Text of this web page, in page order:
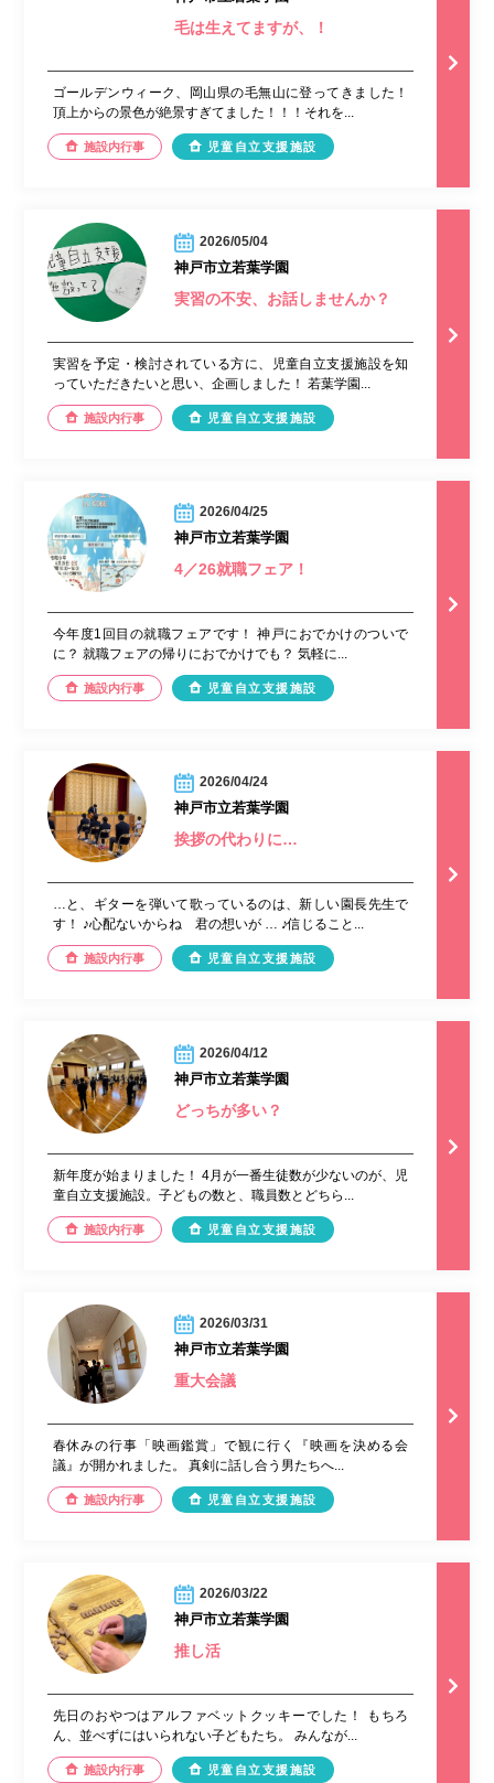
毛は生えてますが、！
ゴールデンウィーク、岡山県の毛無山に登ってきました！
頂上からの景色が絶景すぎてました！！！それを...
施設内行事 児童自立支援施設
2026/05/04
神戸市立若葉学園
実習の不安、お話しませんか？
実習を予定・検討されている方に、児童自立支援施設を知
っていただきたいと思い、企画しました！ 若葉学園...
施設内行事 児童自立支援施設
2026/04/25
神戸市立若葉学園
4／26就職フェア！
今年度1回目の就職フェアです！ 神戸におでかけのついで
に？ 就職フェアの帰りにおでかけでも？ 気軽に...
施設内行事 児童自立支援施設
2026/04/24
神戸市立若葉学園
挨拶の代わりに…
…と、ギターを弾いて歌っているのは、新しい園長先生で
す！ ♪心配ないからね 君の想いが … ♪信じること...
施設内行事 児童自立支援施設
2026/04/12
神戸市立若葉学園
どっちが多い？
新年度が始まりました！ 4月が一番生徒数が少ないのが、児
童自立支援施設。子どもの数と、職員数とどちら...
施設内行事 児童自立支援施設
2026/03/31
神戸市立若葉学園
重大会議
春休みの行事「映画鑑賞」で観に行く『映画を決める会
議』が開かれました。 真剣に話し合う男たちへ...
施設内行事 児童自立支援施設
2026/03/22
神戸市立若葉学園
推し活
先日のおやつはアルファベットクッキーでした！ もちろ
ん、並べずにはいられない子どもたち。 みんなが...
施設内行事 児童自立支援施設